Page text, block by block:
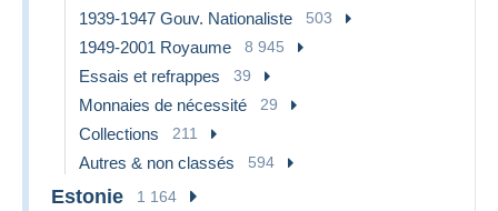
1939-1947 Gouv. Nationaliste 503
1949-2001 Royaume 8 945
Essais et refrappes 39
Monnaies de nécessité 29
Collections 211
Autres & non classés 594
Estonie 1 164